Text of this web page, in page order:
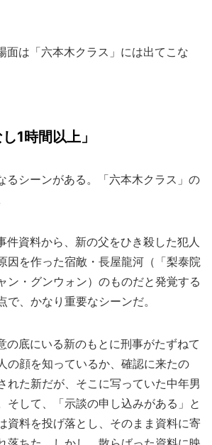
面は「六本木クラス」には出てこな
1時間以上」
るシーンがある。「六本木クラス」の
資料から、新の父をひき殺した犯人
因を作った宿敵・長屋龍河（「梨泰院
ン・グンウォン）のものだと発覚する
で、かなり重要なシーンだ。
底にいる新のもとに刑事がたずねて
の顔を知っているか、確認に来たの
れた新だが、そこに写っていた中年男
そして、「示談の申し込みがある」と
資料を投げ落とし、そのまま資料に寄